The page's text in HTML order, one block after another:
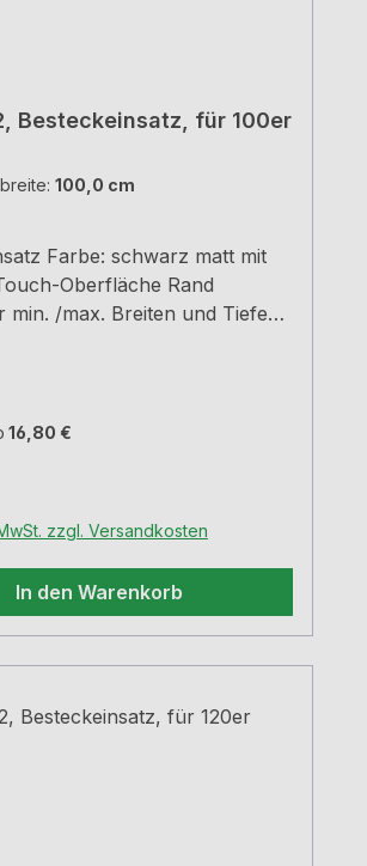
Besteckeinsatz, für 100er
100,0 cm
Farbe: schwarz matt mit
Oberfläche Rand
min. /max. Breiten und Tiefen
16,80 €
zzgl. Versandkosten
In den Warenkorb